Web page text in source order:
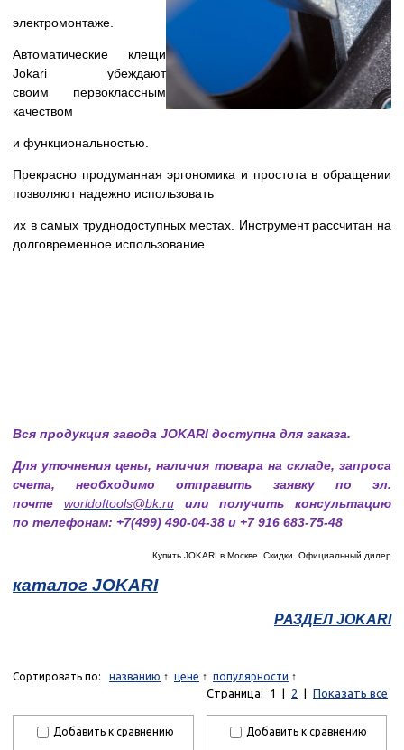
электромонтаже.
Автоматические клещи
Jokari убеждают
своим первоклассным
качеством
и функциональностью.
Прекрасно продуманная эргономика и простота в обращении
позволяют надежно использовать
их в самых труднодоступных местах. Инструмент рассчитан на
долговременное использование.
Вся продукция завода JOKARI доступна для заказа.
Для уточнения цены, наличия товара на складе, запроса
счета, необходимо отправить заявку по эл.
почте worldoftools@bk.ruили получить консультацию
по телефонам: +7(499) 490-04-38 и +7 916 683-75-48
Купить JOKARI в Москве. Скидки. Официальный дилер
каталог JOKARI
РАЗДЕЛ JOKARI
Сортировать по: названию цене популярности
Страница: 1 2 Показать все
Добавить к сравнению Добавить к сравнению